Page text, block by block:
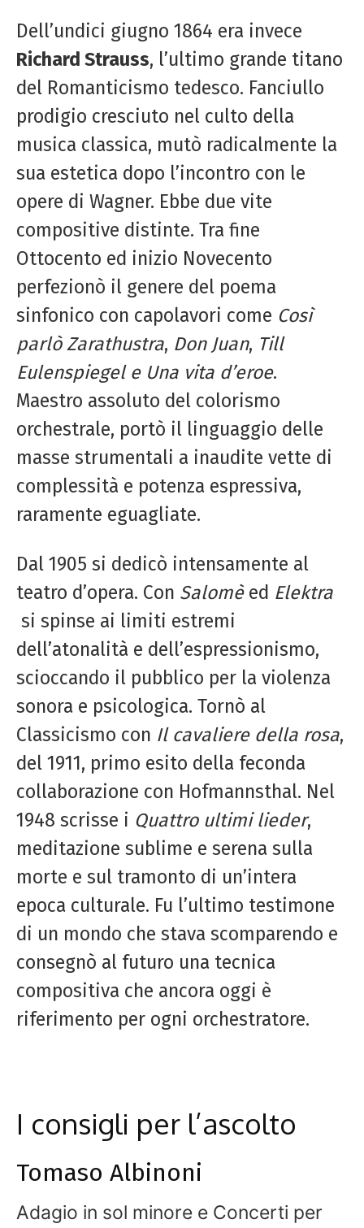
Dell’undici giugno 1864 era invece
Richard Strauss, l’ultimo grande titano
del Romanticismo tedesco. Fanciullo
prodigio cresciuto nel culto della
musica classica, mutò radicalmente la
sua estetica dopo l’incontro con le
opere di Wagner. Ebbe due vite
compositive distinte. Tra fine
Ottocento ed inizio Novecento
perfezionò il genere del poema
sinfonico con capolavori come Così
parlò Zarathustra, Don Juan, Till
Eulenspiegel e Una vita d’eroe.
Maestro assoluto del colorismo
orchestrale, portò il linguaggio delle
masse strumentali a inaudite vette di
complessità e potenza espressiva,
raramente eguagliate.
Dal 1905 si dedicò intensamente al
teatro d’opera. Con Salomèed Elektra
si spinse ai limiti estremi
dell’atonalità e dell’espressionismo,
scioccando il pubblico per la violenza
sonora e psicologica. Tornò al
Classicismo con Il cavaliere della rosa,
del 1911, primo esito della feconda
collaborazione con Hofmannsthal. Nel
1948 scrisse i Quattro ultimi lieder,
meditazione sublime e serena sulla
morte e sul tramonto di un’intera
epoca culturale. Fu l’ultimo testimone
di un mondo che stava scomparendo e
consegnò al futuro una tecnica
compositiva che ancora oggi è
riferimento per ogni orchestratore.
I consigli per l’ascolto
Tomaso Albinoni
Adagio in sol minore e Concerti per